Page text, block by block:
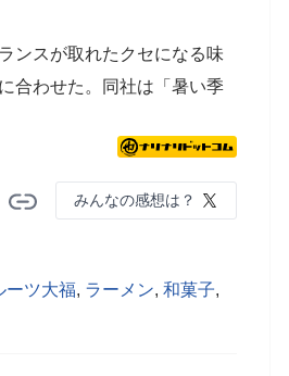
ンスが取れたクセになる味
合わせた。同社は「暑い季
みんなの感想は？
ーツ大福, ラーメン, 和菓子,